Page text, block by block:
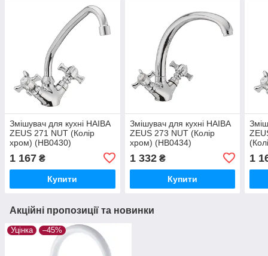
Змішувач для кухні HAIBA
ZEUS 271 NUT (Колір
хром) (HB0430)
1 167 ₴
Купити
Змішувач для кухні HAIBA
ZEUS 273 NUT (Колір
хром) (HB0434)
1 332₴
Купити
1
Акційні пропозиції та новинки
Уцінка –45%